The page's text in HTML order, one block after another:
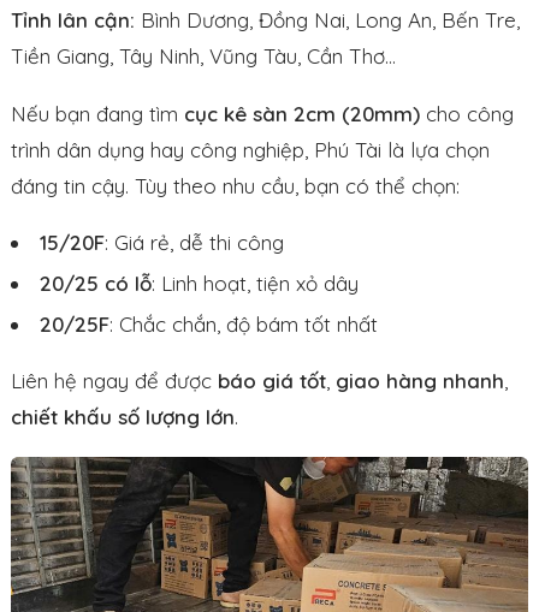
Tỉnh lân cận: Bình Dương, Đồng Nai, Long An, Bến Tre,
Tiền Giang, Tây Ninh, Vũng Tàu, Cần Thơ…
Nếu bạn đang tìm cục kê sàn 2cm (20mm) cho công
trình dân dụng hay công nghiệp, Phú Tài là lựa chọn
đáng tin cậy. Tùy theo nhu cầu, bạn có thể chọn:
15/20F: Giá rẻ, dễ thi công
20/25 có lỗ: Linh hoạt, tiện xỏ dây
20/25F: Chắc chắn, độ bám tốt nhất
Liên hệ ngay để được báo giá tốt giao hàng nhanh
chiết khấu số lượng lớn.